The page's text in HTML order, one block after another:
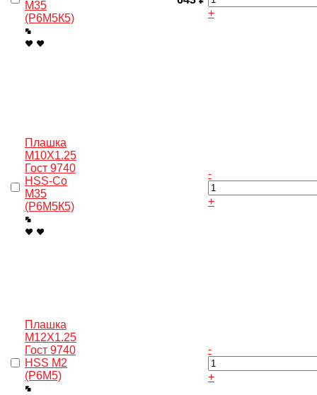
M35
(Р6М5К5)
+
Плашка
M10X1.25
Гост 9740
HSS-Co
M35
(Р6М5К5)
-
+
Плашка
M12X1.25
Гост 9740
HSS M2
(Р6М5)
-
+